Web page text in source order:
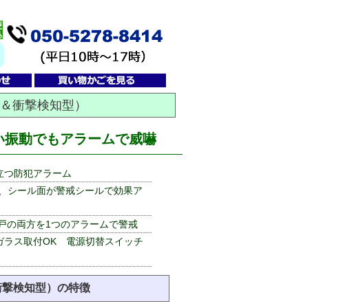
衝撃検知型）
動でもアラームで威嚇
つ防犯アラーム
シール面が警戒シールで効果ア
の両方を1つのアラームで警戒
ラス取付OK 電源切替スイッチ
検知型）の特徴